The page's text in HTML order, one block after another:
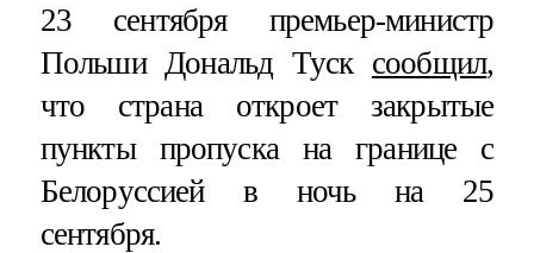
23 сентября премьер-министр
Польши Дональд Туск сообщил,
что страна откроет закрытые
пункты пропуска на границе с
Белоруссией в ночь на 25
сентября.